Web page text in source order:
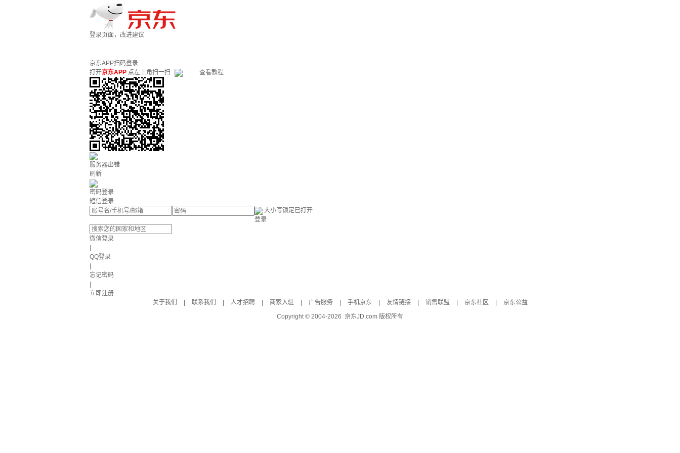
登录页面，改进建议
京东APP扫码登录
打开京东APP 点左上角扫一扫 查看教程
服务器出错
刷新
密码登录
短信登录
大小写锁定已打开
登录
微信登录
QQ登录
忘记密码
立即注册
关于我们
联系我们 人才招聘 商家入驻 广告服务 手机京东 友情链接 销售联盟 京东社区
京东公益
Copyright © 2004-2026 京东JD.com 版权所有